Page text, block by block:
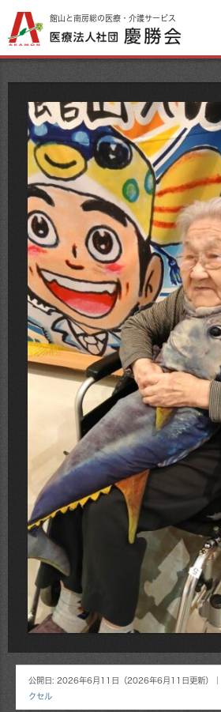
館山と南房総の医療・介護サービス
公開日: 2026年6月11日 （2026年6月11日更新）
クセル